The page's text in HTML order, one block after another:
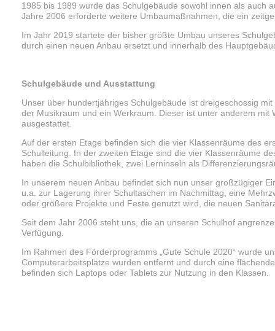
1985 bis 1989 wurde das Schulgebäude sowohl innen als auch
Jahre 2006 erforderte weitere Umbaumaßnahmen, die ein
Im Jahr 2019 startete der bisher größte Umbau unseres
durch einen neuen Anbau ersetzt und innerhalb des
Schulgebäude und Ausstattung
Unser über hundertjähriges Schulgebäude ist dreigeschossig
der Musikraum und ein Werkraum. Dieser ist unter anderem
ausgestattet.
Auf der ersten Etage befinden sich die vier Klassenräume des
Schulleitung. In der zweiten Etage sind die vier Klassenräume
haben die Schulbibliothek, zwei Lerninseln als
In unserem neuen Anbau befindet sich nun unser großzügiger
u.a. zur Lagerung ihrer Schultaschen im Nachmittag, eine
oder größere Projekte und Feste genutzt wird, die neuen
Seit dem Jahr 2006 steht uns, die an unseren Schulhof
Verfügung.
Im Rahmen des Förderprogramms „Gute Schule 2020“ wurde
Computerarbeitsplätze wurden entfernt und durch eine
befinden sich Laptops oder Tablets zur Nutzung in den Klassen.